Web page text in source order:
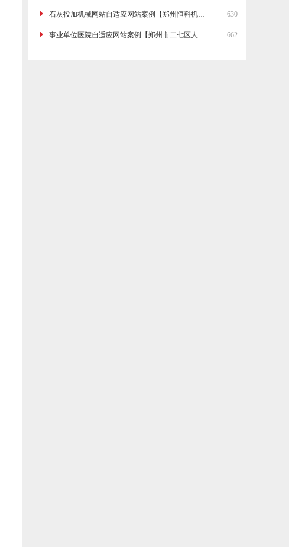
630
石灰投加机械网站自适应网站案例【郑州恒科机械有限公司】
662
事业单位医院自适应网站案例【郑州市二七区人民医院】